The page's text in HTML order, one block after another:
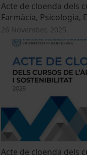
Acte de cloenda dels
Farmàcia, Psicologia,
26 November, 2025
Acte de cloenda dels